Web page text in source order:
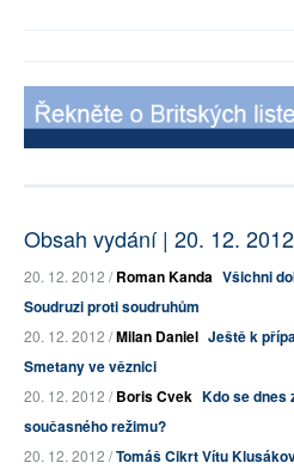
Obsah vydání | 20. 12. 2012
20. 12. 2012 /Roman Kanda Všichni
Soudruzi proti soudruhům
20. 12. 2012 /Milan Daniel Ještě k
Smetany ve věznici
20. 12. 2012 /Boris Cvek Kdo se dnes
současného režimu?
20. 12. 2012 /Tomáš Cikrt Vítu